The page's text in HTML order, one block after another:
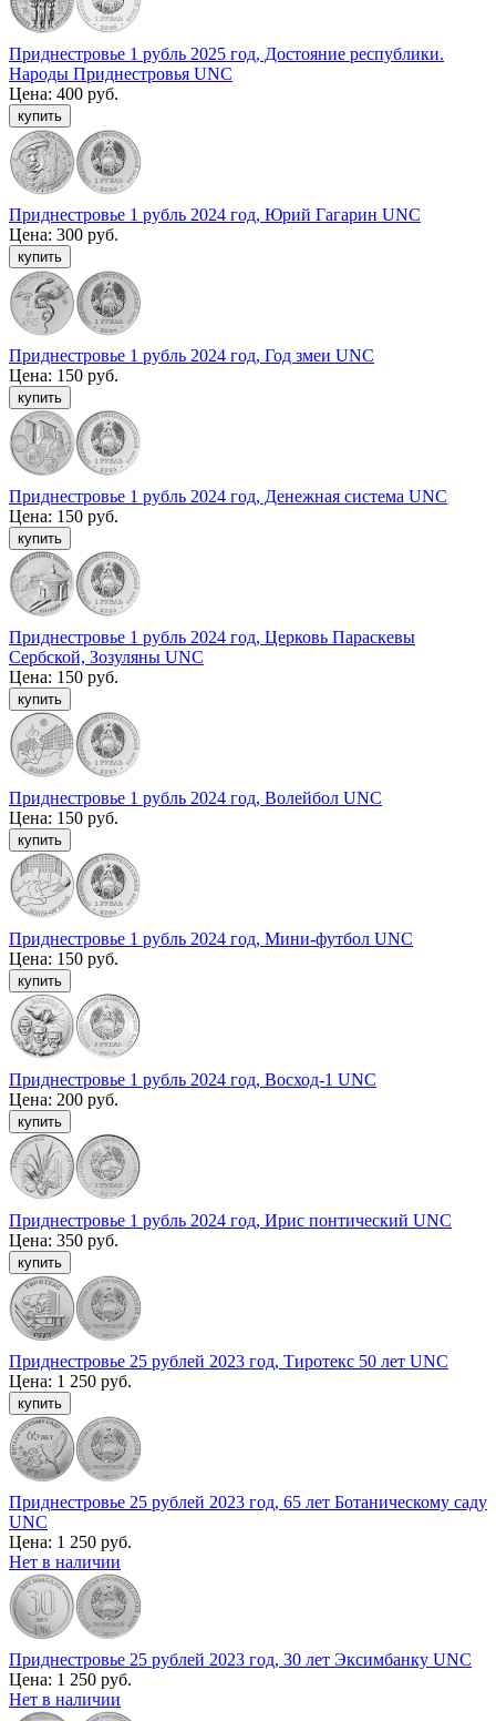
Приднестровье 1 рубль 2025 год, Достояние республики.
Народы Приднестровья UNC
Цена: 400 руб.
Приднестровье 1 рубль 2024 год, Юрий Гагарин UNC
Цена: 300 руб.
Приднестровье 1 рубль 2024 год, Год змеи UNC
Цена: 150 руб.
Приднестровье 1 рубль 2024 год, Денежная система UNC
Цена: 150 руб.
Приднестровье 1 рубль 2024 год, Церковь Параскевы
Сербской, Зозуляны UNC
Цена: 150 руб.
Приднестровье 1 рубль 2024 год, Волейбол UNC
Цена: 150 руб.
Приднестровье 1 рубль 2024 год, Мини-футбол UNC
Цена: 150 руб.
Приднестровье 1 рубль 2024 год, Восход-1 UNC
Цена: 200 руб.
Приднестровье 1 рубль 2024 год, Ирис понтический UNC
Цена: 350 руб.
Приднестровье 25 рублей 2023 год, Тиротекс 50 лет UNC
Цена: 1 250 руб.
Приднестровье 25 рублей 2023 год, 65 лет Ботаническому саду
UNC
Цена: 1 250 руб.
Нет в наличии
Приднестровье 25 рублей 2023 год, 30 лет Эксимбанку UNC
Цена: 1 250 руб.
Нет в наличии